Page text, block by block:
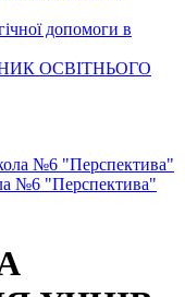
допомоги в
ОСВІТНЬОГО
№6 "Перспектива"